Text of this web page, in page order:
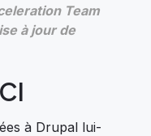
Team
à jour de
à Drupal lui-